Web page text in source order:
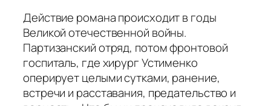
Действие романа происходит в годы
Великой отечественной войны.
Партизанский отряд, потом фронтовой
госпиталь, где хирург Устименко
оперирует целыми сутками, ранение,
встречи и расставания, предательство и